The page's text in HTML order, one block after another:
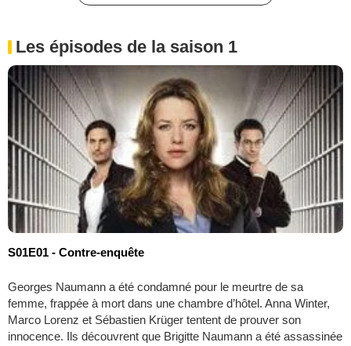
Les épisodes de la saison 1
S01E01 - Contre-enquête
Georges Naumann a été condamné pour le meurtre de sa
femme, frappée à mort dans une chambre d’hôtel. Anna Winter,
Marco Lorenz et Sébastien Krüger tentent de prouver son
innocence. Ils découvrent que Brigitte Naumann a été assassinée